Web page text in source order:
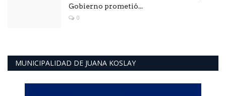
Gobierno prometió...
0
MUNICIPALIDAD DE JUANA KOSLAY